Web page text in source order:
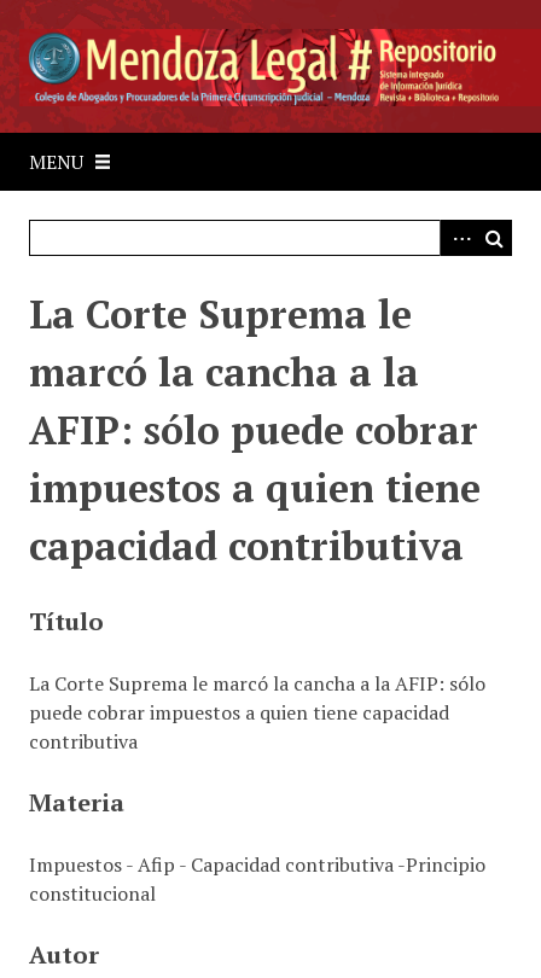
a
a
MENU
La Corte Suprema le
marcó la cancha a la
AFIP: sólo puede cobrar
impuestos a quien tiene
capacidad contributiva
Título
La Corte Suprema le marcó la cancha a la AFIP: sólo
puede cobrar impuestos a quien tiene capacidad
contributiva
Materia
Impuestos - Afip - Capacidad contributiva -Principio
constitucional
Autor